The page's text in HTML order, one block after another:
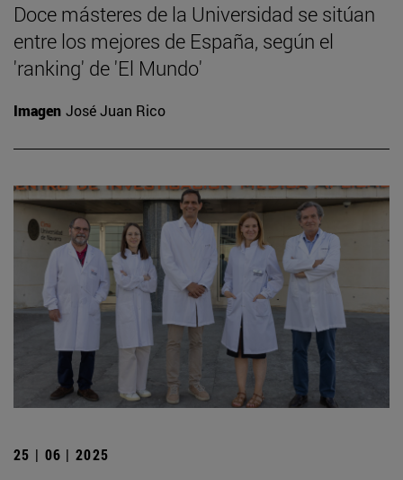
Doce másteres de la Universidad se sitúan
entre los mejores de España, según el
'ranking' de 'El Mundo'
Imagen José Juan Rico
25 | 06 | 2025